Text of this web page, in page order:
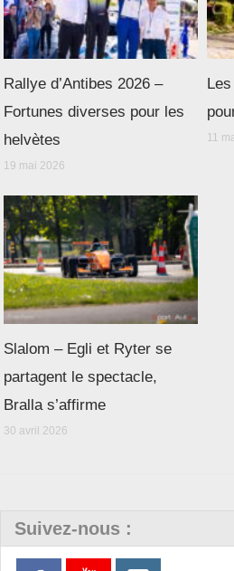
Rallye d’Antibes 2026 –
Fortunes diverses pour les
helvètes
19 mai 2026
11
Slalom – Egli et Ryter se
partagent le spectacle,
Bralla s’affirme
30 avril 2026
Suivez-nous :